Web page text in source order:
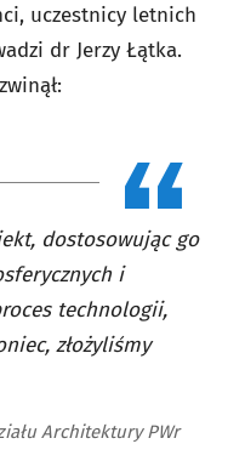
uczestnicy letnich
dr Jerzy Łątka.
dostosowując go
i
technologii,
złożyliśmy
Architektury PWr